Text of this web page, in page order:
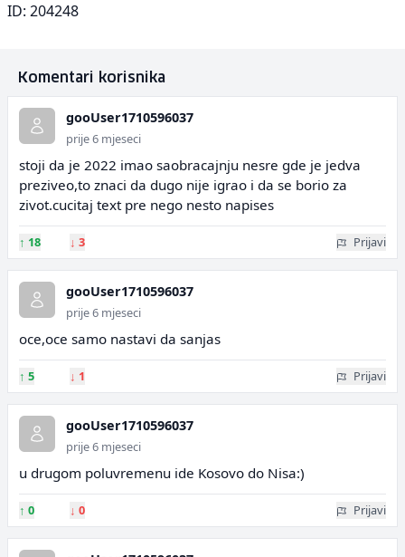
ID: 204248
Komentari korisnika
gooUser1710596037
prije 6 mjeseci
stoji da je 2022 imao saobracajnju nesre gde je jedva
preziveo,to znaci da dugo nije igrao i da se borio za
zivot.cucitaj text pre nego nesto napises
↑ 18 ↓ 3 Prijavi
gooUser1710596037
prije 6 mjeseci
oce,oce samo nastavi da sanjas
↑ 5 ↓ 1 Prijavi
gooUser1710596037
prije 6 mjeseci
u drugom poluvremenu ide Kosovo do Nisa:)
↑ 0 ↓ 0 Prijavi